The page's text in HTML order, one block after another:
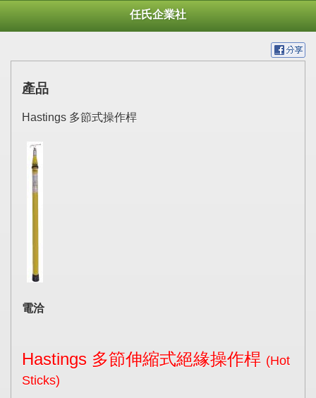
任氏企業社
產品
Hastings 多節式操作桿
電洽
Hastings 多節伸縮式絕緣操作桿 (Hot
Sticks)